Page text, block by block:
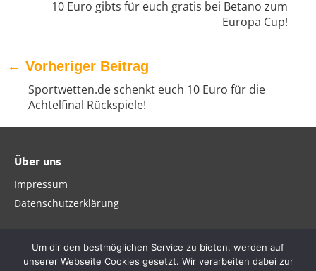
10 Euro gibts für euch gratis bei Betano zum
Europa Cup!
← Vorheriger Beitrag
Sportwetten.de schenkt euch 10 Euro für die
Achtelfinal Rückspiele!
Über uns
Impressum
Datenschutzerklärung
Um dir den bestmöglichen Service zu bieten, werden auf
unserer Webseite Cookies gesetzt. Wir verarbeiten dabei zur